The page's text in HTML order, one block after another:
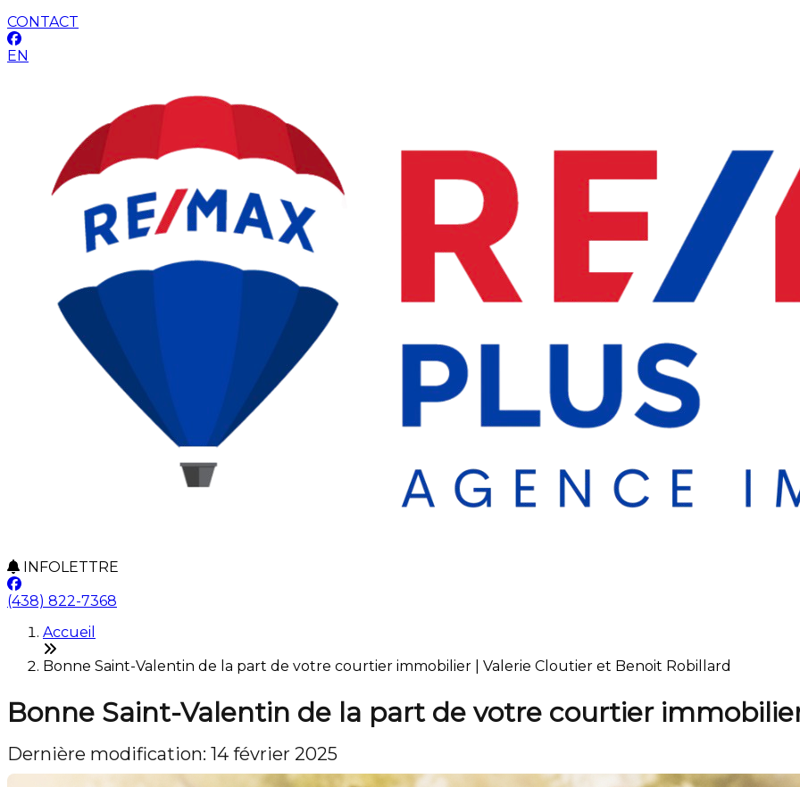
CONTACT
EN
INFOLETTRE
(438) 822-7368
Accueil
Bonne Saint-Valentin de la part de votre courtier immobilier | Valerie Cloutier et Benoit Robillard
Bonne Saint-Valentin de la part de votre courtier
Dernière modification: 14 février 2025